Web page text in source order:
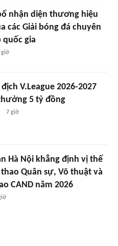
nhận diện thương hiệu
các Giải bóng đá chuyên
quốc gia
giờ
V.League 2026-2027
5 tỷ đồng
7 giờ
Hà Nội khẳng định vị thế
Quân sự, Võ thuật và
CAND năm 2026